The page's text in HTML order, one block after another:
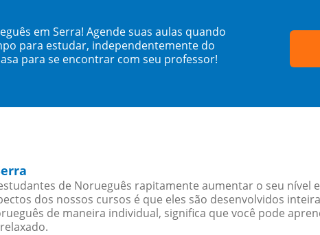
em Serra! Agende suas aulas quando
para estudar, independentemente do
para se encontrar com seu professor!
de Norueguês rapitamente aumentar o seu nível
dos nossos cursos é que eles são desenvolvidos
de maneira individual, significa que você pode